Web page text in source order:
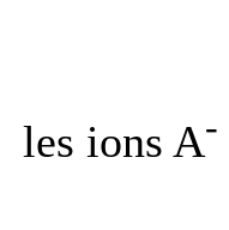
les ions A-